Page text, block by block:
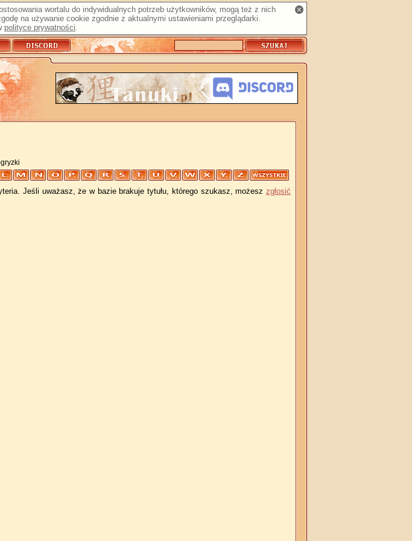
wortalu do indywidualnych potrzeb użytkowników, mogą też z nich
na używanie cookie zgodnie z aktualnymi ustawieniami przeglądarki.
polityce prywatności.
Jeśli uważasz, że w bazie brakuje tytułu, którego szukasz, możesz zgłosić